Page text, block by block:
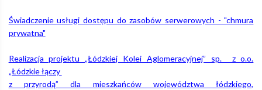
Aglomeracyjna
Świadczenie usługi dostępu do zasobów serwerowych - "chmura
prywatna"
Realizacja projektu „Łódzkiej Kolei Aglomeracyjnej” sp. z o.o.
„Łódzkie łączy
z przyrodą” dla mieszkańców województwa łódzkiego,